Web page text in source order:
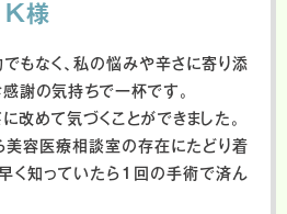
K様
もなく、私の悩みや辛さに寄り添
謝の気持ちで一杯です。
改めて気づくことができました。
容医療相談室の存在にたどり着
く知っていたら1回の手術で済ん